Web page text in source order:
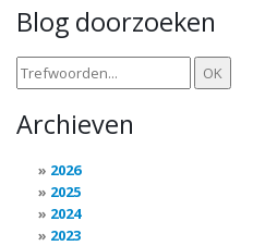
Blog doorzoeken
Archieven
2026
2025
2024
2023